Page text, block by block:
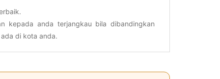
kepada anda terjangkau bila dibandingkan
di kota anda.